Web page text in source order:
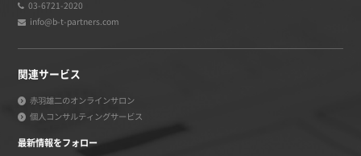
03-6721-2020
info@b-t-partners.com
関連サービス
赤羽雄二のオンラインサロン
個人コンサルティングサービス
最新情報をフォロー